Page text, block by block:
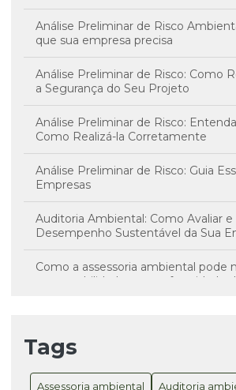
Análise Preliminar de Risco
que sua empresa precisa
Análise Preliminar de Risco: Como
a Segurança do Seu Projeto
Análise Preliminar de Risco:
Como Realizá-la Corretamente
Análise Preliminar de Risco: Guia
Empresas
Auditoria Ambiental: Como Avaliar e
Desempenho Sustentável da Sua
Como a assessoria ambiental pode
sustentabilidade e a conformidade
Consultoria Ambiental SC é Essencial
Sustentabilidade e Conformidade
Tags
Assessoria ambiental Auditoria